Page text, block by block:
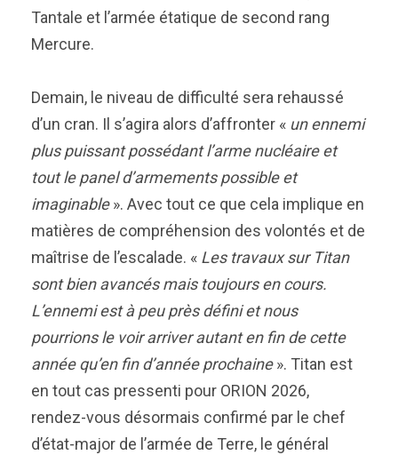
Tantale et l’armée étatique de second rang
Mercure.
Demain, le niveau de difficulté sera rehaussé
d’un cran. Il s’agira alors d’affronter « un ennemi
plus puissant possédant l’arme nucléaire et
tout le panel d’armements possible et
imaginable». Avec tout ce que cela implique en
matières de compréhension des volontés et de
maîtrise de l’escalade. « Les travaux sur Titan
sont bien avancés mais toujours en cours.
L’ennemi est à peu près défini et nous
pourrions le voir arriver autant en fin de cette
année qu’en fin d’année prochaine». Titan est
en tout cas pressenti pour ORION 2026,
rendez-vous désormais confirmé par le chef
d’état-major de l’armée de Terre, le général